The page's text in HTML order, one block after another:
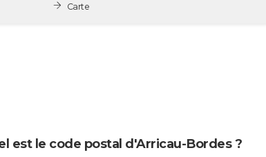
Carte
est le code postal d'Arricau-Bordes ?